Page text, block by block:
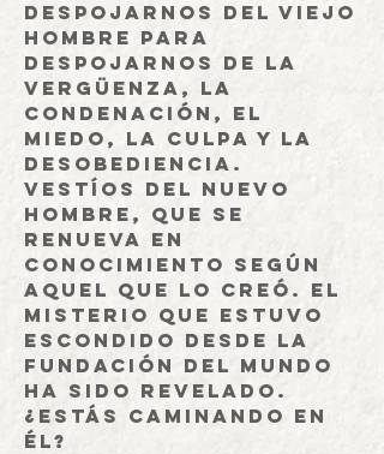
despojarnos del viejo
hombre para
despojarnos de la
vergüenza, la
condenación, el
miedo, la culpa y la
desobediencia.
Vestíos del nuevo
hombre, que se
renueva en
conocimiento según
Aquel que lo creó. El
misterio que estuvo
escondido desde la
fundación del mundo
ha sido revelado.
¿Estás caminando en
él?